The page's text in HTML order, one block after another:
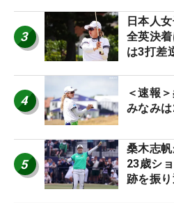
3
日本人
全英決
は3打差
4
＜速報
みなみ
5
桑木志
23歳シ
跡を振